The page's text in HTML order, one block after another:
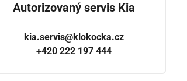
Autorizovaný servis Kia
kia.servis@klokocka.cz
+420 222 197 444